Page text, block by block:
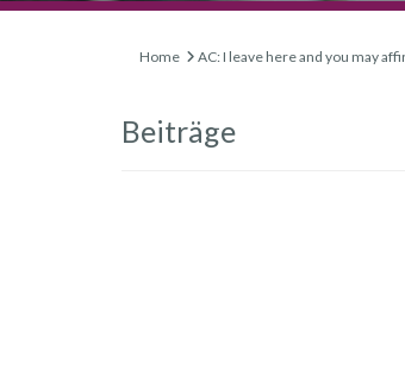
Home AC: I leave here and you may
Beiträge